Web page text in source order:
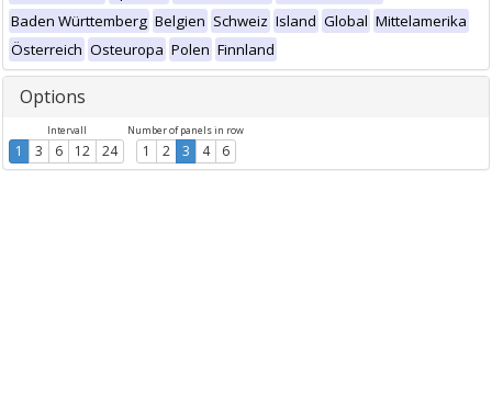
Baden Württemberg Belgien Schweiz Island Global Mittelamerika
Österreich Osteuropa Polen Finnland
Options
Intervall
1 3 6 12 24
Number of panels in row
1 2 3 4 6